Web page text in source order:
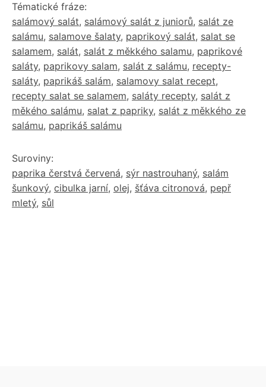
Tématické fráze:
salámový salát, salámový salát z juniorů, salát ze
salámu, salamove šalaty, paprikový salát, salat se
salamem, salát, salát z měkkého salamu, paprikové
saláty, paprikovy salam, salát z salámu, recepty-
saláty, paprikáš salám, salamovy salat recept,
recepty salat se salamem, saláty recepty, salát z
měkého salámu, salat z papriky, salát z měkkého ze
salámu, paprikáš salámu
Suroviny:
paprika čerstvá červená, sýr nastrouhaný, salám
šunkový, cibulka jarní, olej, šťáva citronová, pepř
mletý, sůl